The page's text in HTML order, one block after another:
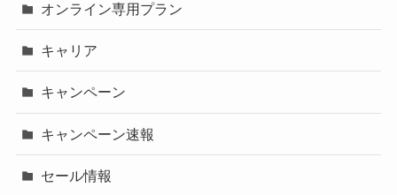
オンライン専用プラン
キャリア
キャンペーン
キャンペーン速報
セール情報